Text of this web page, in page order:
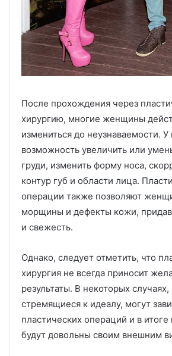
После прохождения через
хирургию, многие женщины
измениться до неузнаваемости. У
возможность увеличить или
груди, изменить форму носа,
контур губ и области лица.
операции также позволяют
морщины и дефекты кожи,
и свежесть.
Однако, следует отметить, что
хирургия не всегда приносит
результаты. В некоторых
стремящиеся к идеалу, могут
пластических операций и в итоге
будут довольны своим внешним